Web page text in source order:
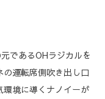
であるOHラジカルを
運転席側吹き出し口
環境に導くナノイーが